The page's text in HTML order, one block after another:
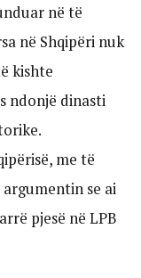
në të
në Shqipëri nuk
kishte
ndonjë dinasti
me të
se ai
pjesë në LPB